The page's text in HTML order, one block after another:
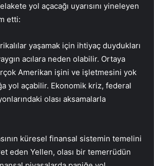
yol açacağı uyarısını yineleyen
etti:
yaşamak için ihtiyaç duydukları
acılara neden olabilir. Ortaya
Amerikan işini ve işletmesini yok
yol açabilir. Ekonomik kriz, federal
olası aksamalarla
küresel finansal sistemin temelini
eden Yellen, olası bir temerrüdün